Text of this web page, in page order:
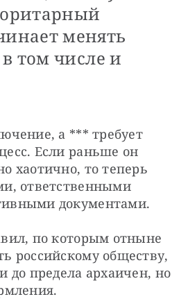
менять
в том числе и
а *** требует
Если раньше он
хаотично, то теперь
ответственными
документами.
по которым отныне
российскому обществу,
до предела архаичен, но